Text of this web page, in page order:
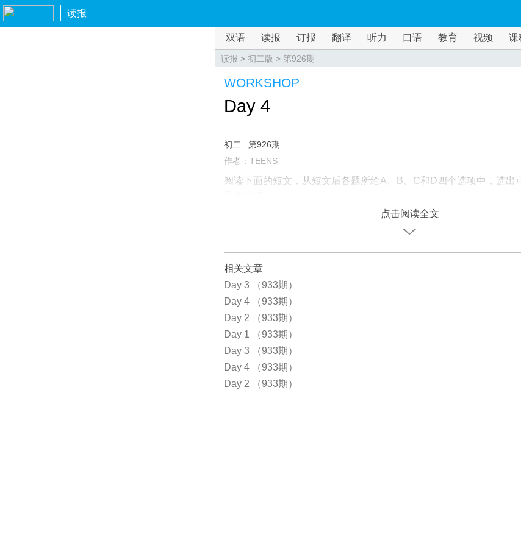
读报
双语 读报 订报 翻译 听力 口语 教育 视频 课
读报 > 初二版 > 第926期
WORKSHOP
Day 4
初二
第926期
作者：TEENS
阅读下面的短文，从短文后各题所给A、B、C和D四个选项中，选出
点击阅读全文
相关文章
Day 3 （933期）
Day 4 （933期）
Day 2 （933期）
Day 1 （933期）
Day 3 （933期）
Day 4 （933期）
Day 2 （933期）